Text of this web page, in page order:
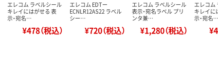
エレコム ラベルシール
キレイにはがせる 表
示・宛名…
¥478（税込）
エレコム EDTー
ECNLR12AS22 ラベル
シー…
¥720（税込）
エレコム ラベルシール
表示・宛名ラベル プリ
ンタ兼…
¥1,280（税込）
エレコム
キレイに
示・宛名…